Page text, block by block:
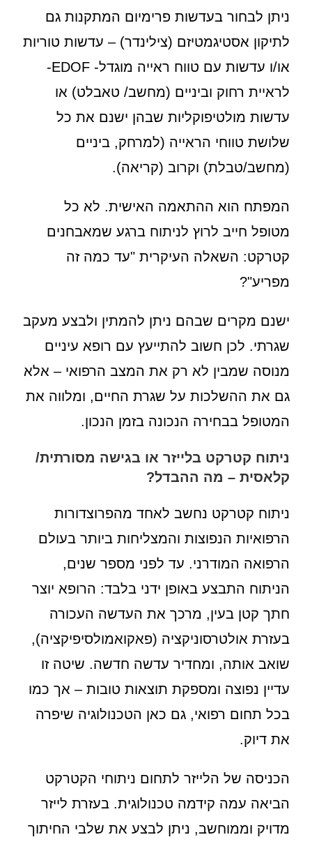
ניתן לבחור בעדשות פרימיום המתקנות גם
לתיקון אסטיגמטיזם (צילינדר) – עדשות טוריות
או/ו עדשות עם טווח ראייה מוגדל- EDOF-
לראיית רחוק וביניים (מחשב/ טאבלט) או
עדשות מולטיפוקליות שבהן ישנם את כל
שלושת טווחי הראייה (למרחק, ביניים
(מחשב/טבלת) וקרוב (קריאה).
המפתח הוא ההתאמה האישית. לא כל
מטופל חייב לרוץ לניתוח ברגע שמאבחנים
קטרקט: השאלה העיקרית "עד כמה זה
מפריע"?
ישנם מקרים שבהם ניתן להמתין ולבצע מעקב
שגרתי. לכן חשוב להתייעץ עם רופא עיניים
מנוסה שמבין לא רק את המצב הרפואי – אלא
גם את ההשלכות על שגרת החיים, ומלווה את
המטופל בבחירה הנכונה בזמן הנכון.
ניתוח קטרקט בלייזר או בגישה מסורתית/
קלאסית – מה ההבדל?
ניתוח קטרקט נחשב לאחד מהפרוצדורות
הרפואיות הנפוצות והמצליחות ביותר בעולם
הרפואה המודרני. עד לפני מספר שנים,
הניתוח התבצע באופן ידני בלבד: הרופא יוצר
חתך קטן בעין, מרכך את העדשה העכורה
בעזרת אולטרסוניקציה (פאקואמולסיפיקציה),
שואב אותה, ומחדיר עדשה חדשה. שיטה זו
עדיין נפוצה ומספקת תוצאות טובות – אך כמו
בכל תחום רפואי, גם כאן הטכנולוגיה שיפרה
את דיוק.
הכניסה של הלייזר לתחום ניתוחי הקטרקט
הביאה עמה קידמה טכנולוגית. בעזרת לייזר
מדויק וממוחשב, ניתן לבצע את שלבי החיתוך